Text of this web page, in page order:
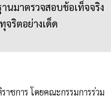
นมาตรวจสอบข้อเท็จจริง
ริตอย่างเด็ด
ชการ โดยคณะกรรมการร่วม